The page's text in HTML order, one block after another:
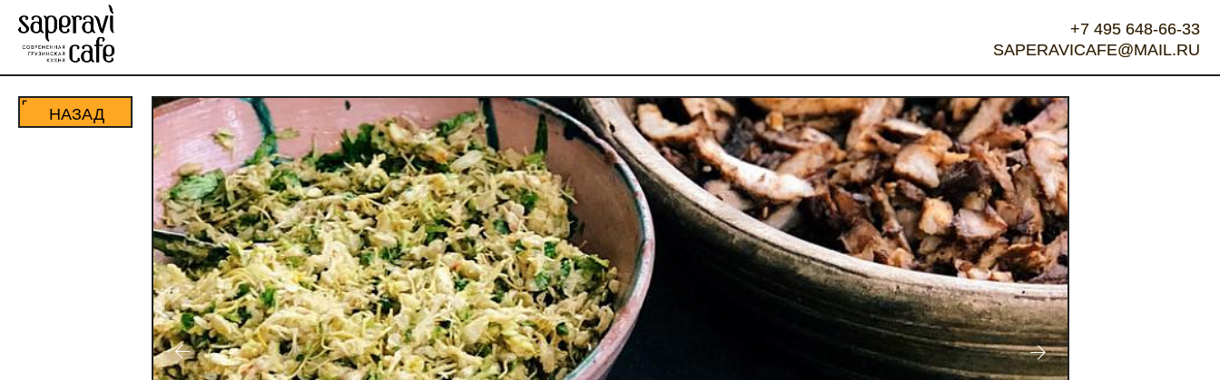
+7 495 648-66-33
+7 495 648-66-33
SAPERAVICAFE@MAIL.RU
SAPERAVICAFE@MAIL.RU
НАЗАД